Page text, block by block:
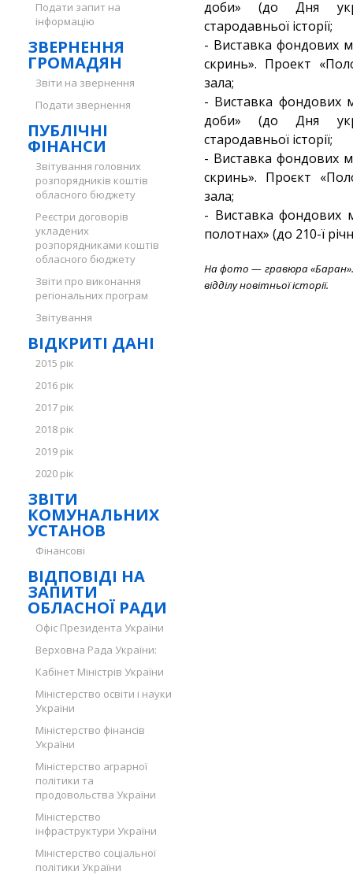
Подати запит на
інформацію
ЗВЕРНЕННЯ
ГРОМАДЯН
Звіти на звернення
Подати звернення
ПУБЛІЧНІ
ФІНАНСИ
Звітування головних
розпорядників коштів
обласного бюджету
Реєстри договорів
укладених
розпорядниками коштів
обласного бюджету
Звіти про виконання
регіональних програм
Звітування
ВІДКРИТІ ДАНІ
2015 рік
2016 рік
2017 рік
2018 рік
2019 рік
2020 рік
ЗВІТИ
КОМУНАЛЬНИХ
УСТАНОВ
Фінансові
ВІДПОВІДІ НА
ЗАПИТИ
ОБЛАСНОЇ РАДИ
Офіс Президента України
Верховна Рада України:
Кабінет Міністрів України
Міністерство освіти і науки
України
Міністерство фінансів
України
Міністерство аграрної
політики та
продовольства України
Міністерство
інфраструктури України
Міністерство соціальної
політики України
доби» (до Дня
стародавньої історії;
- Виставка фондових
скринь». Проект
зала;
- Виставка фондових
доби» (до Дня
стародавньої історії;
- Виставка фондових
скринь». Проєкт
зала;
- Виставка фондових
полотнах» (до 210-ї
На фото — гравюра «Баран».
відділу новітньої історії.